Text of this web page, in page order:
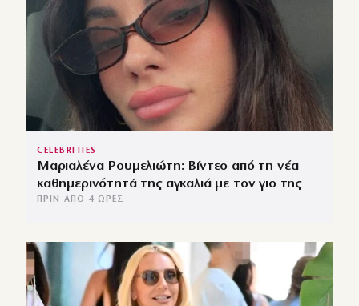
CELEBRITIES
Μαριαλένα Ρουμελιώτη: Βίντεο από τη νέα
καθημερινότητά της αγκαλιά με τον γιο της
ΠΡΙΝ ΑΠΌ 4 ΏΡΕΣ